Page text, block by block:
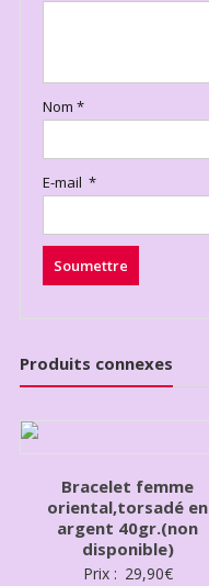
Nom *
E-mail *
Produits connexes
Bracelet femme
oriental,torsadé en
argent 40gr.(non
disponible)
Prix : 29,90€